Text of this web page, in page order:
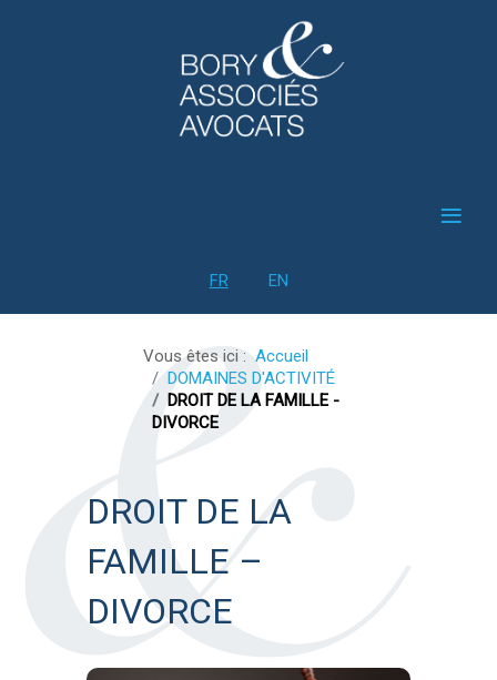
≡
FR EN
Vous êtes ici : Accueil
DOMAINES D'ACTIVITÉ
DROIT DE LA FAMILLE -
DIVORCE
DROIT DE LA
FAMILLE –
DIVORCE